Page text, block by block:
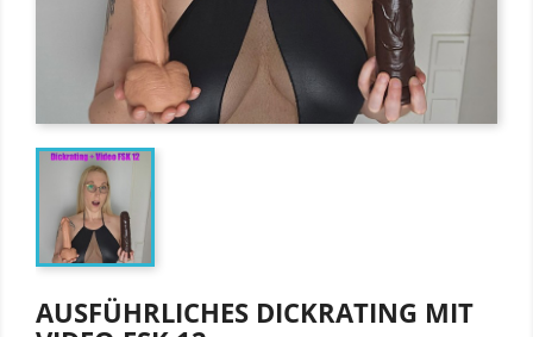
AUSFÜHRLICHES DICKRATING MIT